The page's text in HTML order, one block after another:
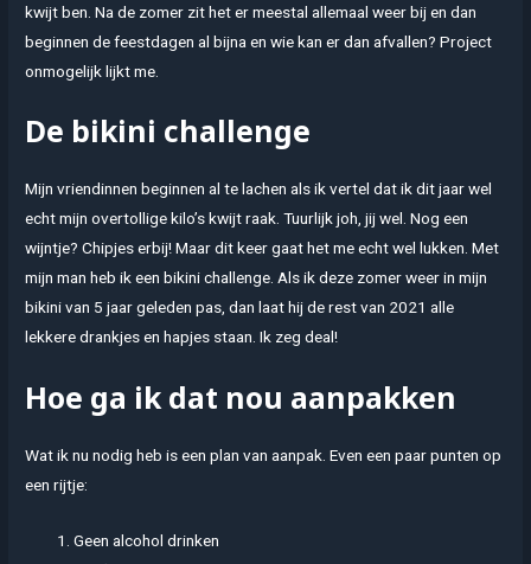
kwijt ben. Na de zomer zit het er meestal allemaal weer bij en dan
beginnen de feestdagen al bijna en wie kan er dan afvallen? Project
onmogelijk lijkt me.
De bikini challenge
Mijn vriendinnen beginnen al te lachen als ik vertel dat ik dit jaar wel
echt mijn overtollige kilo’s kwijt raak. Tuurlijk joh, jij wel. Nog een
wijntje? Chipjes erbij! Maar dit keer gaat het me echt wel lukken. Met
mijn man heb ik een bikini challenge. Als ik deze zomer weer in mijn
bikini van 5 jaar geleden pas, dan laat hij de rest van 2021 alle
lekkere drankjes en hapjes staan. Ik zeg deal!
Hoe ga ik dat nou aanpakken
Wat ik nu nodig heb is een plan van aanpak. Even een paar punten op
een rijtje:
Geen alcohol drinken